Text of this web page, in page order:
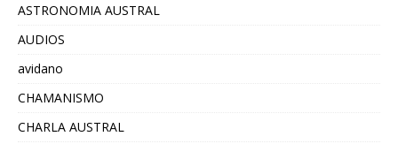
ASTRONOMIA AUSTRAL
AUDIOS
avidano
CHAMANISMO
CHARLA AUSTRAL